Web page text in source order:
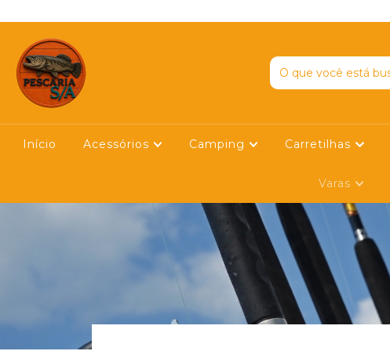
Início Acessórios Camping Carretilhas
Varas